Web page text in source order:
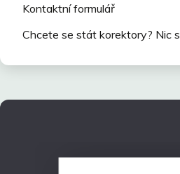
Kontaktní formulář
Chcete se stát korektory? Nic